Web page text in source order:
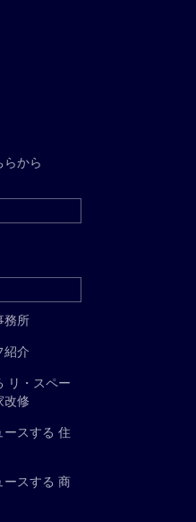
らから
務所
紹介
リ・スペー
改修
ースする 住
ースする 商